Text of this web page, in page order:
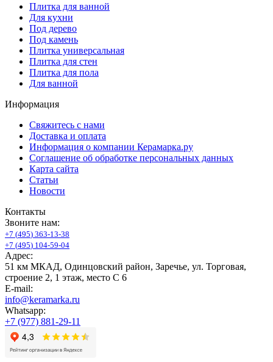
Плитка для ванной
Для кухни
Под дерево
Под камень
Плитка универсальная
Плитка для стен
Плитка для пола
Для ванной
Информация
Свяжитесь с нами
Доставка и оплата
Информация о компании Керамарка.ру
Соглашение об обработке персональных данных
Карта сайта
Статьи
Новости
Контакты
Звоните нам:
+7 (495) 363-1 3-38
+7 (495) 1 04-59-04
Адрес:
51 км МКАД, Одинцовский район, Заречье, ул. Торговая,
строение 2, 1 этаж, место С 6
E-mail:
info@keramarka.ru
Whatsapp:
+7 (977) 881-29-11